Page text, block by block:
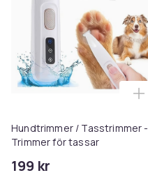
Hundtrimmer / Tasstrimmer -
Trimmer för tassar
199 kr